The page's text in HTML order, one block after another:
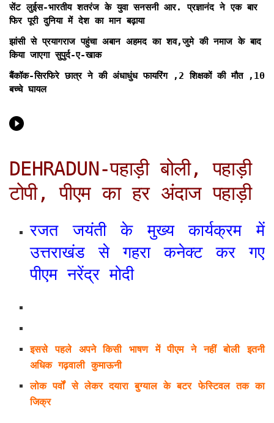
सेंट लुईस-भारतीय शतरंज के युवा सनसनी आर. प्रज्ञानंद ने एक बार
फिर पूरी दुनिया में देश का मान बढ़ाया
झांसी से प्रयागराज पहुंचा अबान अहमद का शव,जुमे की नमाज के बाद
किया जाएगा सुपुर्द-ए-खाक
बैंकॉक-सिरफिरे छात्र ने की अंधाधुंध फायरिंग ,2 शिक्षकों की मौत ,10
बच्चे घायल
DEHRADUN-पहाड़ी बोली, पहाड़ी
टोपी, पीएम का हर अंदाज पहाड़ी
रजत जयंती के मुख्य कार्यक्रम में
उत्तराखंड से गहरा कनेक्ट कर गए
पीएम नरेंद्र मोदी
इससे पहले अपने किसी भाषण में पीएम ने नहीं बोली इतनी
अधिक गढ़वाली कुमाऊनी
लोक पर्वों से लेकर दयारा बुग्याल के बटर फेस्टिवल तक का
जिक्र